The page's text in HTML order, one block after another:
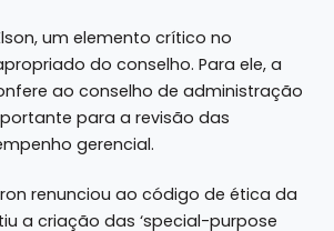
um elemento crítico no
do conselho. Para ele, a
ao conselho de administração
para a revisão das
gerencial.
renunciou ao código de ética da
a criação das ‘special-purpose